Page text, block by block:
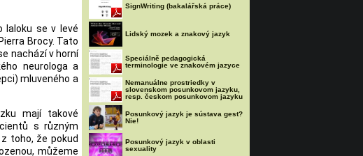
laloku se v levé
Brocy. Tato
nachází v horní
neurologa a
mluveného a
mají takové
s různým
toho, že pokud
můžeme
SignWriting (bakalářská práce)
Lidský mozek a znakový jazyk
Speciálně pedagogická
terminologie ve znakovém jazyce
Nemanuálne prostriedky v
slovenskom posunkovom jazyku,
resp. českom posunkovom jazyku
Posunkový jazyk je sústava gest?
Nie!
Posunkový jazyk v oblasti
sexuality